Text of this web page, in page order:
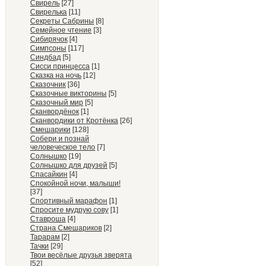
Свирель [27]
Свирелька [11]
Секреты Сабрины [8]
Семейное чтение [3]
Сибирячок [4]
Симпсоны [117]
Синдбад [5]
Сисси принцесса [1]
Сказка на ночь [12]
Сказочник [36]
Сказочные викторины [5]
Сказочный мир [5]
Сканвордёнок [1]
Сканвордики от Кротёнка [26]
Смешарики [128]
Собери и познай
человеческое тело [7]
Солнышко [19]
Солнышко для друзей [5]
Спасайкин [4]
Спокойной ночи, малыши!
[37]
Спортивный марафон [1]
Спросите мудрую сову [1]
Ставроша [4]
Страна Смешариков [2]
Тарарам [2]
Тачки [29]
Твои весёлые друзья зверята
[52]